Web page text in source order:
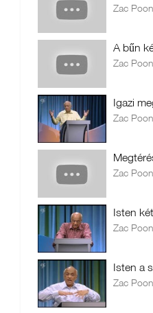
Zac
A bűn
Zac
Igazi
Zac
Zac
Isten
Zac
Isten a
Zac